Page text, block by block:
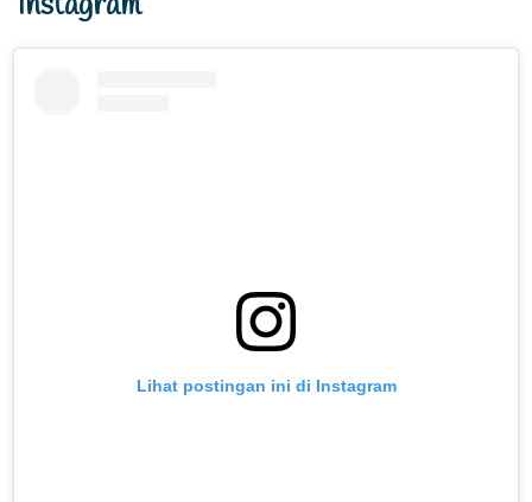
Lihat postingan ini di Instagram